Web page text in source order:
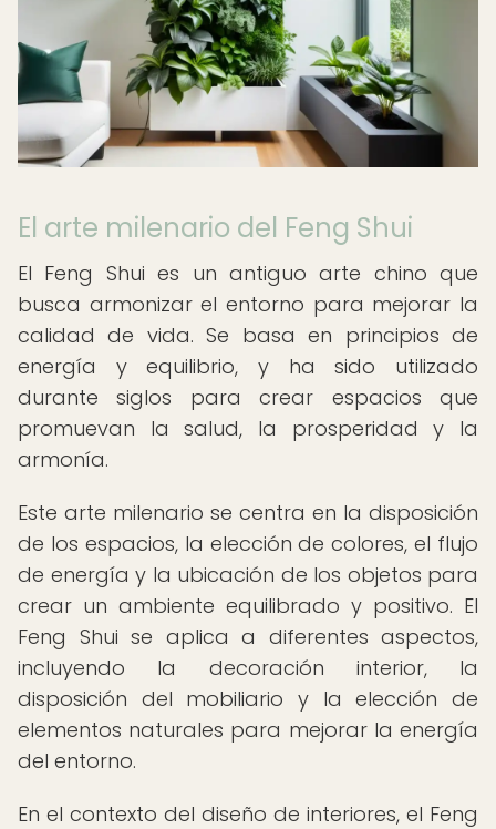
El arte milenario del Feng Shui
El Feng Shui es un antiguo arte chino que
busca armonizar el entorno para mejorar la
calidad de vida. Se basa en principios de
energía y equilibrio, y ha sido utilizado
durante siglos para crear espacios que
promuevan la salud, la prosperidad y la
armonía.
Este arte milenario se centra en la disposición
de los espacios, la elección de colores, el flujo
de energía y la ubicación de los objetos para
crear un ambiente equilibrado y positivo. El
Feng Shui se aplica a diferentes aspectos,
incluyendo la decoración interior, la
disposición del mobiliario y la elección de
elementos naturales para mejorar la energía
del entorno.
En el contexto del diseño de interiores, el Feng